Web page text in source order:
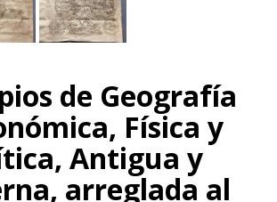
de Geografía
Física y
Antigua y
arreglada al